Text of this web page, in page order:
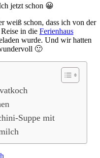
jetzt schon 😀
weiß schon, dass ich von der
in die Ferienhaus
wurde. Und wir hatten
🙂
Suppe mit